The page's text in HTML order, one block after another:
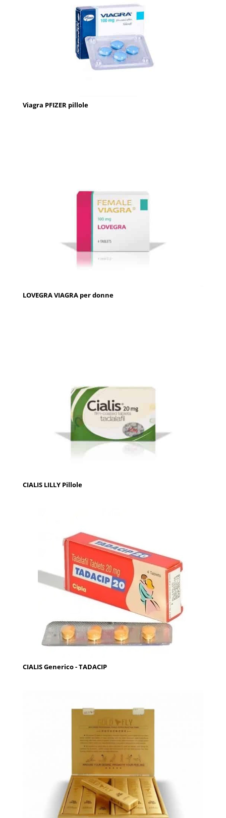
Viagra PFIZER pillole
LOVEGRA VIAGRA per donne
CIALIS LILLY Pillole
CIALIS Generico - TADACIP